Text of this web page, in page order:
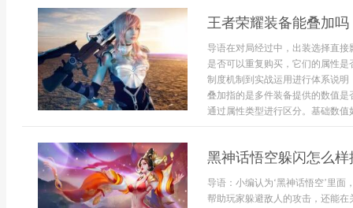
王者荣耀装备能叠加吗
导语在对局经过中，出装选择直
是否可以重复购买，它们的属性
制度机制到实战运用进行体系说
叠加指的是多件装备提供的数值
通过属性类型进行区分。基础数值
黑神话悟空躲闪怎么样
导语：小编认为‘黑神话悟空’里
帮助玩家躲避敌人的攻击，还能